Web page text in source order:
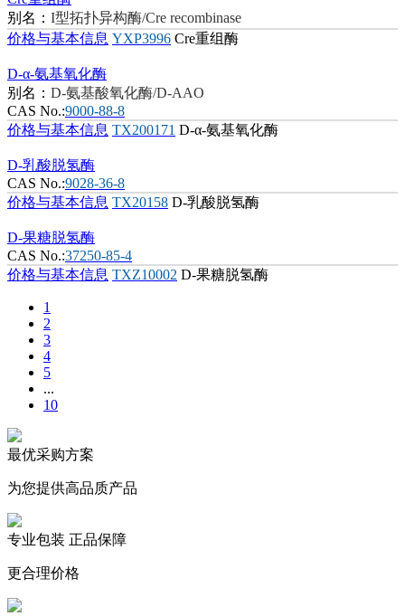
别名： I型拓扑异构酶/Cre recombinase
价格与基本信息 YXP3996 Cre重组酶
D-α-氨基氧化酶
别名： D-氨基酸氧化酶/D-AAO
CAS No.:9000-88-8
价格与基本信息 TX200171 D-α-氨基氧化酶
D-乳酸脱氢酶
CAS No.:9028-36-8
价格与基本信息 TX20158 D-乳酸脱氢酶
D-果糖脱氢酶
CAS No.:37250-85-4
价格与基本信息 TXZ10002 D-果糖脱氢酶
1
2
3
4
5
...
10
最优采购方案
为您提供高品质产品
专业包装 正品保障
更合理价格